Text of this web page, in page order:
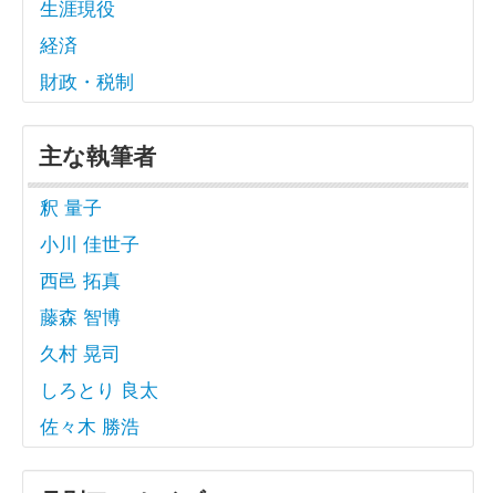
生涯現役
経済
財政・税制
主な執筆者
釈 量子
小川 佳世子
西邑 拓真
藤森 智博
久村 晃司
しろとり 良太
佐々木 勝浩